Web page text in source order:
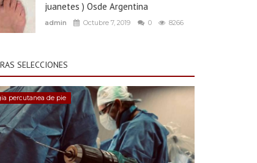
juanetes ) Osde Argentina
admin Octubre 7, 2019 0 8266
SELECCIONES
percutanea de pie